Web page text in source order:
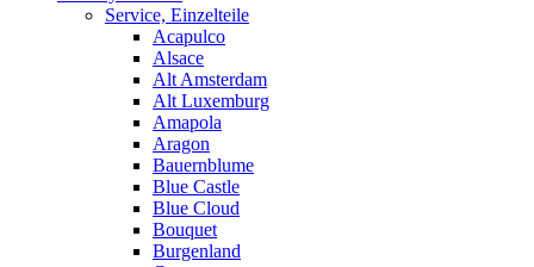
Service, Einzelteile
Acapulco
Alsace
Alt Amsterdam
Alt Luxemburg
Amapola
Aragon
Bauernblume
Blue Castle
Blue Cloud
Bouquet
Burgenland